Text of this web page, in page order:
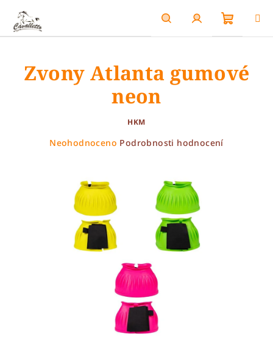
obsah
HledatPřihlášení
košík
Zvony Atlanta gumové
neon
HKM
Průměrné
hvězdiček.
Neohodnoceno Podrobnosti hodnocení